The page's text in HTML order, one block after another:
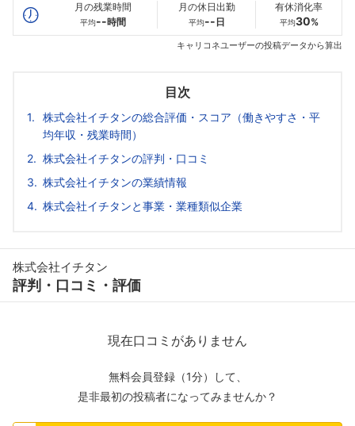
月の残業時間
平均--時間
月の休日出勤
平均-- 日
有休消化率
平均30%
キャリコネユーザーの投稿データから算出
目次
株式会社イチタンの総合評価・スコア（働きやすさ・平
均年収・残業時間）
株式会社イチタンの評判・口コミ
株式会社イチタンの業績情報
株式会社イチタンと事業・業種類似企業
株式会社イチタン
評判・口コミ・評価
現在口コミがありません
無料会員登録（1分）して、
是非最初の投稿者になってみませんか？